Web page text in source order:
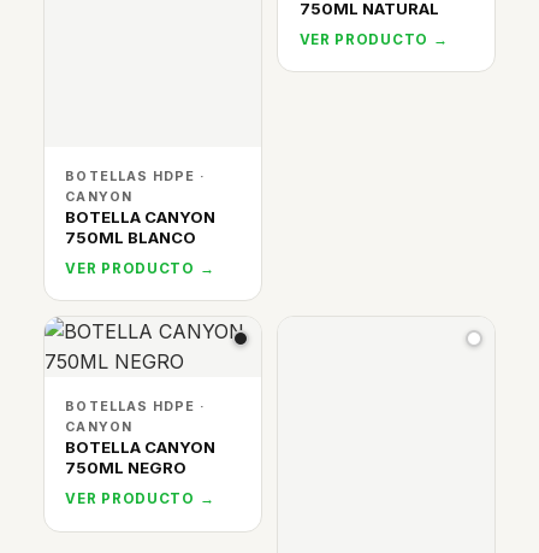
BOTELLAS HDPE ·
CANYON
BOTELLA CANYON
750ML BLANCO
VER PRODUCTO →
750ML NATURAL
VER PRODUCTO →
BOTELLAS HDPE ·
CANYON
BOTELLA CANYON
750ML NEGRO
VER PRODUCTO →